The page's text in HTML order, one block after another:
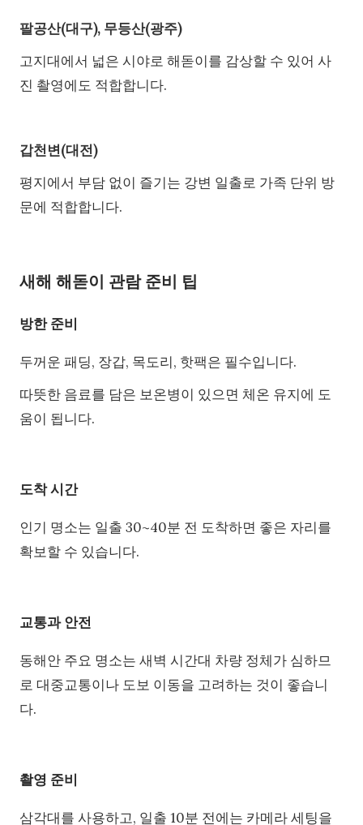
팔공산(대구), 무등산(광주)
고지대에서 넓은 시야로 해돋이를 감상할 수 있어 사
진 촬영에도 적합합니다.
갑천변(대전)
평지에서 부담 없이 즐기는 강변 일출로 가족 단위 방
문에 적합합니다.
새해 해돋이 관람 준비 팁
방한 준비
두꺼운 패딩, 장갑, 목도리, 핫팩은 필수입니다.
따뜻한 음료를 담은 보온병이 있으면 체온 유지에 도
움이 됩니다.
도착 시간
인기 명소는 일출 30~40분 전 도착하면 좋은 자리를
확보할 수 있습니다.
교통과 안전
동해안 주요 명소는 새벽 시간대 차량 정체가 심하므
로 대중교통이나 도보 이동을 고려하는 것이 좋습니
다.
촬영 준비
삼각대를 사용하고, 일출 10분 전에는 카메라 세팅을